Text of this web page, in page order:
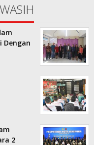
Dengan
2